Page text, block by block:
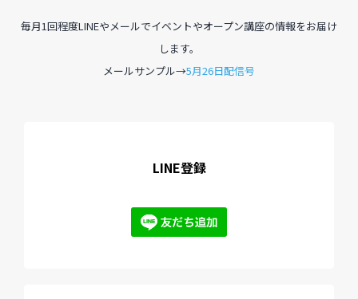
毎月1回程度LINEやメールでイベントやオープン講座の情報をお届け
します。
メールサンプル→5月26日配信号
LINE登録